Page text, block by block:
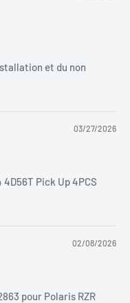
et du non
03/27/2026
Pick Up 4PCS
02/08/2026
pour Polaris RZR